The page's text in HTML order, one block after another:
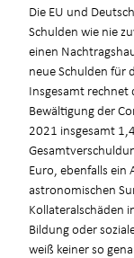
Die EU und
Schulden wie nie
einen
neue Schulden für
Insgesamt rechnet
Bewältigung der
2021 insgesamt
Euro, ebenfalls ein
astronomischen
Kollateralschäden
Bildung oder
weiß keiner so